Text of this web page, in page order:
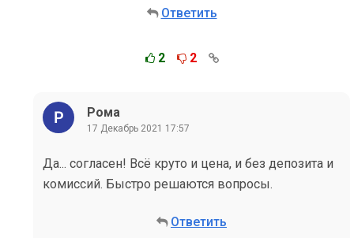
Ответить
2 2
Рома
17 Декабрь 2021 17:57
Да... согласен! Всё круто и цена, и без депозита и
комиссий. Быстро решаются вопросы.
Ответить